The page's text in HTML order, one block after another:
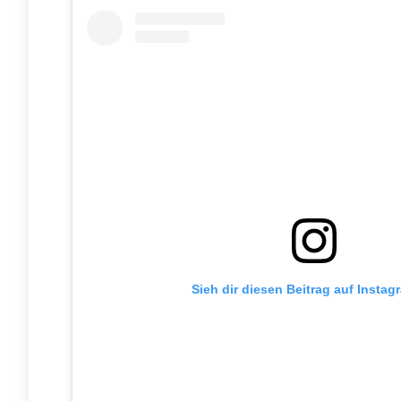
Sieh dir diesen Beitrag auf